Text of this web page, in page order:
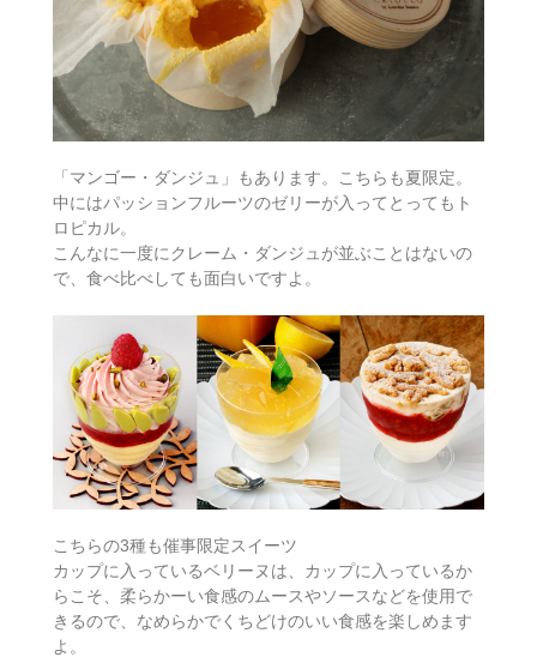
「マンゴー・ダンジュ」もあります。こちらも夏限定。
中にはパッションフルーツのゼリーが入ってとってもト
ロピカル。
こんなに一度にクレーム・ダンジュが並ぶことはないの
で、食べ比べしても面白いですよ。
こちらの3種も催事限定スイーツ
カップに入っているベリーヌは、カップに入っているか
らこそ、柔らかーい食感のムースやソースなどを使用で
きるので、なめらかでくちどけのいい食感を楽しめます
よ。